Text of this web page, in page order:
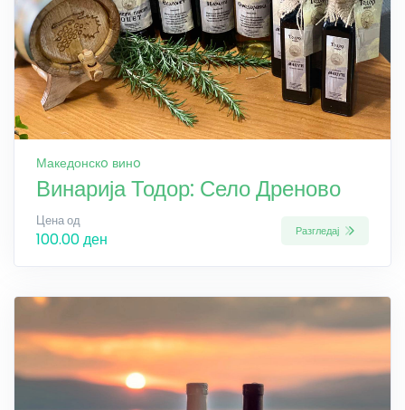
Македонскo винo
Винарија Тодор: Село Дреново
Цена од
100.00 ден Разгледај